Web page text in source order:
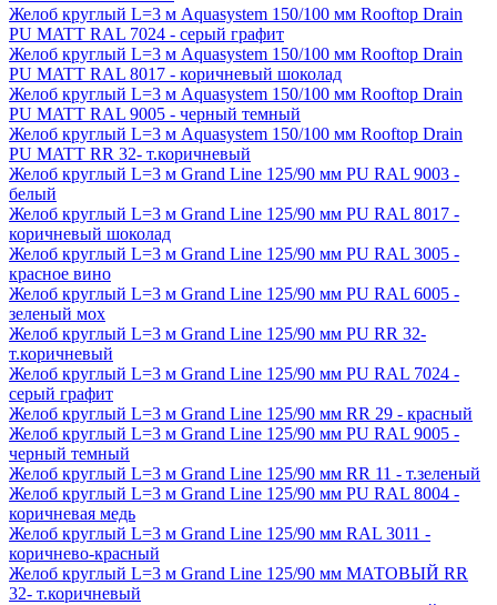
Желоб круглый L=3 м Aquasystem 150/100 мм Rooftop Drain
PU MATT RAL 7024 - серый графит
Желоб круглый L=3 м Aquasystem 150/100 мм Rooftop Drain
PU MATT RAL 8017 - коричневый шоколад
Желоб круглый L=3 м Aquasystem 150/100 мм Rooftop Drain
PU MATT RAL 9005 - черный темный
Желоб круглый L=3 м Aquasystem 150/100 мм Rooftop Drain
PU MATT RR 32- т.коричневый
Желоб круглый L=3 м Grand Line 125/90 мм PU RAL 9003 -
белый
Желоб круглый L=3 м Grand Line 125/90 мм PU RAL 8017 -
коричневый шоколад
Желоб круглый L=3 м Grand Line 125/90 мм PU RAL 3005 -
красное вино
Желоб круглый L=3 м Grand Line 125/90 мм PU RAL 6005 -
зеленый мох
Желоб круглый L=3 м Grand Line 125/90 мм PU RR 32-
т.коричневый
Желоб круглый L=3 м Grand Line 125/90 мм PU RAL 7024 -
серый графит
Желоб круглый L=3 м Grand Line 125/90 мм RR 29 - красный
Желоб круглый L=3 м Grand Line 125/90 мм PU RAL 9005 -
черный темный
Желоб круглый L=3 м Grand Line 125/90 мм RR 11 - т.зеленый
Желоб круглый L=3 м Grand Line 125/90 мм PU RAL 8004 -
коричневая медь
Желоб круглый L=3 м Grand Line 125/90 мм RAL 3011 -
коричнево-красный
Желоб круглый L=3 м Grand Line 125/90 мм МАТОВЫЙ RR
32- т.коричневый